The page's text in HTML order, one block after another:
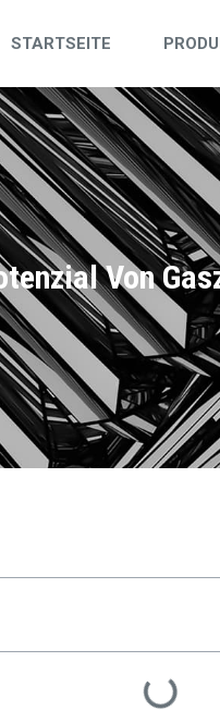
STARTSEITE
Von